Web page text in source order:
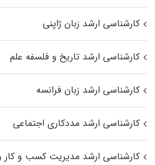
کارشناسی ارشد زبان ژاپنی
کارشناسی ارشد تاریخ و فلسفه علم
کارشناسی ارشد زبان فرانسه
کارشناسی ارشد مددکاری اجتماعی
کارشناسی ارشد مدیریت کسب و کار